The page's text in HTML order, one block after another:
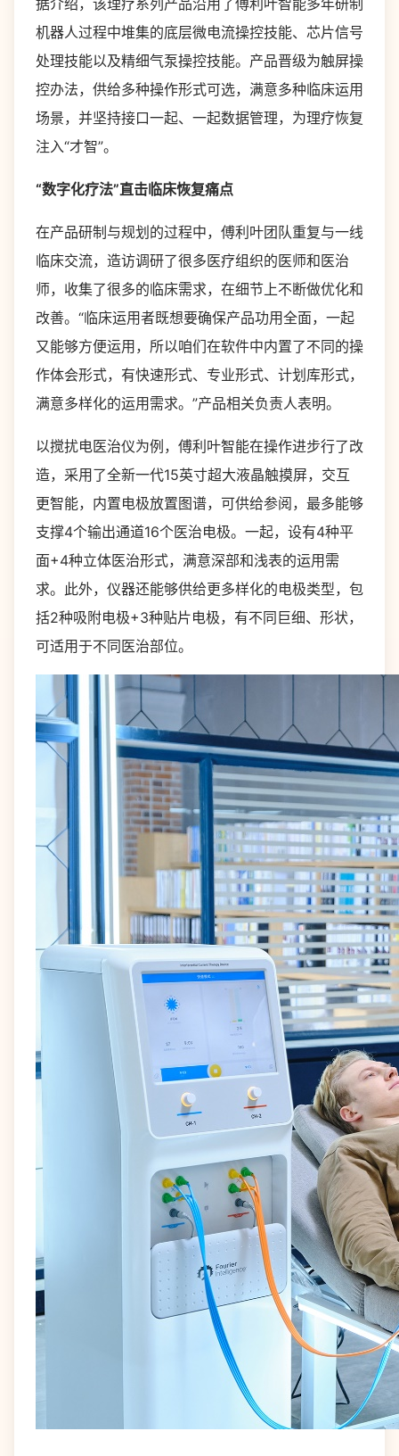
据介绍，该理疗系列产品沿用了傅利叶智能多年研制
机器人过程中堆集的底层微电流操控技能、芯片信号
处理技能以及精细气泵操控技能。产品晋级为触屏操
控办法，供给多种操作形式可选，满意多种临床运用
场景，并坚持接口一起、一起数据管理，为理疗恢复
注入“才智”。
“数字化疗法”直击临床恢复痛点
在产品研制与规划的过程中，傅利叶团队重复与一线
临床交流，造访调研了很多医疗组织的医师和医治
师，收集了很多的临床需求，在细节上不断做优化和
改善。“临床运用者既想要确保产品功用全面，一起
又能够方便运用，所以咱们在软件中内置了不同的操
作体会形式，有快速形式、专业形式、计划库形式，
满意多样化的运用需求。”产品相关负责人表明。
以搅扰电医治仪为例，傅利叶智能在操作进步行了改
造，采用了全新一代15英寸超大液晶触摸屏，交互
更智能，内置电极放置图谱，可供给参阅，最多能够
支撑4个输出通道16个医治电极。一起，设有4种平
面+4种立体医治形式，满意深部和浅表的运用需
求。此外，仪器还能够供给更多样化的电极类型，包
括2种吸附电极+3种贴片电极，有不同巨细、形状，
可适用于不同医治部位。